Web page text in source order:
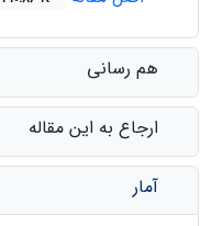
هم رسانی
ارجاع به این مقاله
آمار